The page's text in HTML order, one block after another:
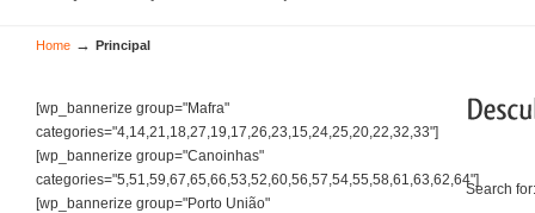
Home → Principal
Search for:
[wp_bannerize group="Mafra"
categories="4,14,21,18,27,19,17,26,23,15,24,25,20,22,32,33"]
[wp_bannerize group="Canoinhas"
categories="5,51,59,67,65,66,53,52,60,56,57,54,55,58,61,63,62,64"]
[wp_bannerize group="Porto União"